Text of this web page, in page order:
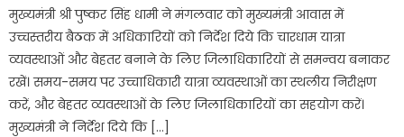
मुख्यमंत्री श्री पुष्कर सिंह धामी ने मंगलवार को मुख्यमंत्री आवास में
उच्चस्तरीय बैठक में अधिकारियों को निर्देश दिये कि चारधाम यात्रा
व्यवस्थाओं और बेहतर बनाने के लिए जिलाधिकारियों से समन्वय बनाकर
रखें। समय-समय पर उच्चाधिकारी यात्रा व्यवस्थाओं का स्थलीय निरीक्षण
करें, और बेहतर व्यवस्थाओं के लिए जिलाधिकारियों का सहयोग करें।
मुख्यमंत्री ने निर्देश दिये कि […]